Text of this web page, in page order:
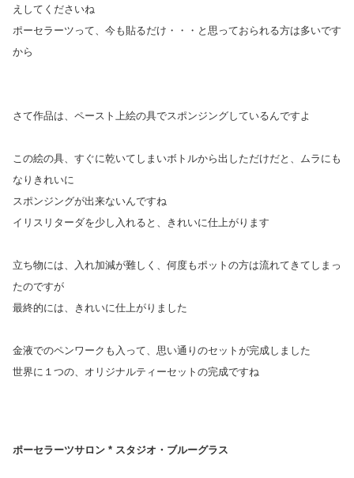
えしてくださいね
ポーセラーツって、今も貼るだけ・・・と思っておられる方は多いです
から
さて作品は、ペースト上絵の具でスポンジングしているんですよ
この絵の具、すぐに乾いてしまいボトルから出しただけだと、ムラにも
なりきれいに
スポンジングが出来ないんですね
イリスリターダを少し入れると、きれいに仕上がります
立ち物には、入れ加減が難しく、何度もポットの方は流れてきてしまっ
たのですが
最終的には、きれいに仕上がりました
金液でのペンワークも入って、思い通りのセットが完成しました
世界に１つの、オリジナルティーセットの完成ですね
ポーセラーツサロン * スタジオ・ブルーグラス